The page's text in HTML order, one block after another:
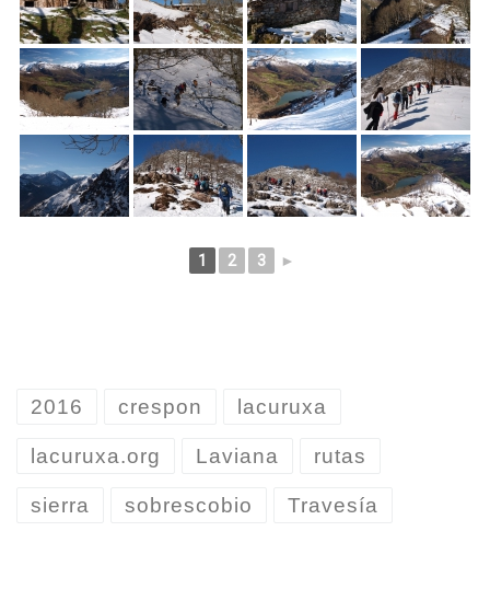
1 2 3 ►
2016 crespon lacuruxa
lacuruxa.org Laviana rutas
sierra sobrescobio Travesía